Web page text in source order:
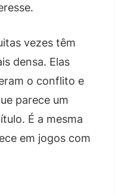
vezes têm
densa. Elas
o conflito e
parece um
É a mesma
em jogos com